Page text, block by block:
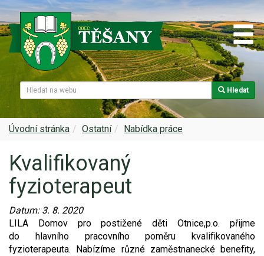
Hledat
Úvodní stránka Ostatní Nabídka práce
Kvalifikovaný
fyzioterapeut
Datum: 3. 8. 2020
LILA Domov pro postižené děti Otnice,p.o. přijme
do hlavního pracovního poměru kvalifikovaného
fyzioterapeuta. Nabízíme různé zaměstnanecké benefity,
Naše obec
Z historie
Památky v Těšanech
Zajímavosti v obci
Znak a prapor obce
Virtuální prohlídka
Úřední deska
Samospráva
Dokumenty obce
Projekty
Matrika
Hlášení rozhlasu
Spolky a sdružení
Kultura
Obecní knihovna
Srub
Sport
Ohlédnutí za lety 2015-2019
Škola
Farnost
Služby, firmy
Zdravotní služby
Foto, video
Rezervační systém obce